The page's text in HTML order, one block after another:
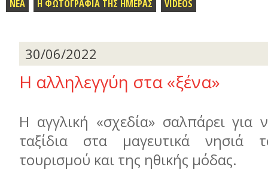
ΝΕΑ Η ΦΩΤΟΓΡΑΦΙΑ ΤΗΣ ΗΜΕΡΑΣ VIDEOS
30/06/2022
Η αλληλεγγύη στα «ξένα»
Η αγγλική «σχεδία» σαλπάρει για
ταξίδια στα μαγευτικά νησιά
τουρισμού και της ηθικής μόδας.